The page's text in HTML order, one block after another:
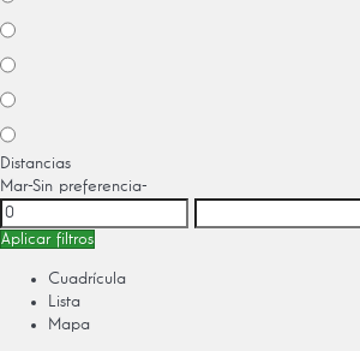
Distancias
Mar-Sin preferencia-
Aplicar filtros
Cuadrícula
Lista
Mapa